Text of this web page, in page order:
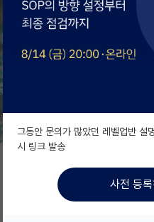
그동안 문의가 많았던 레벨업반 설
시 링크 발송
사전 등